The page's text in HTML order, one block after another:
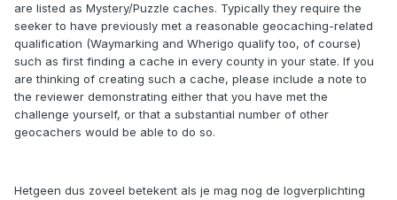
are listed as Mystery/Puzzle caches. Typically they require the
seeker to have previously met a reasonable geocaching-related
qualification (Waymarking and Wherigo qualify too, of course)
such as first finding a cache in every county in your state. If you
are thinking of creating such a cache, please include a note to
the reviewer demonstrating either that you have met the
challenge yourself, or that a substantial number of other
geocachers would be able to do so.
Hetgeen dus zoveel betekent als je mag nog de logverplichting